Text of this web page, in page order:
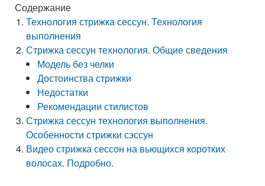
Содержание
Технология стрижка сессун. Технология
выполнения
Стрижка сессун технология. Общие сведения
Модель без челки
Достоинства стрижки
Недостатки
Рекомендации стилистов
Стрижка сессун технология выполнения.
Особенности стрижки сэссун
Видео стрижка сессон на вьющихся коротких
волосах. Подробно.